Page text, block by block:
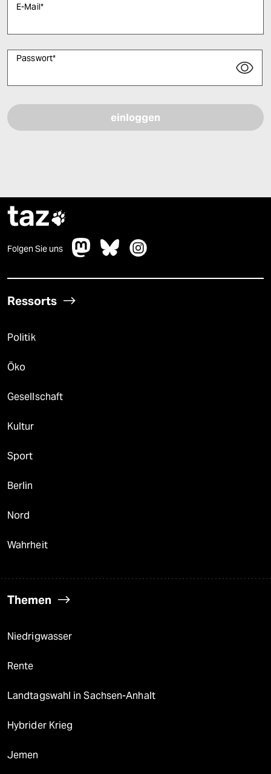
E-Mail*
Passwort*
taz
Folgen Sie uns
Ressorts
Politik
Öko
Gesellschaft
Kultur
Sport
Berlin
Nord
Wahrheit
Themen
Niedrigwasser
Rente
Landtagswahl in Sachsen-Anhalt
Hybrider Krieg
Jemen